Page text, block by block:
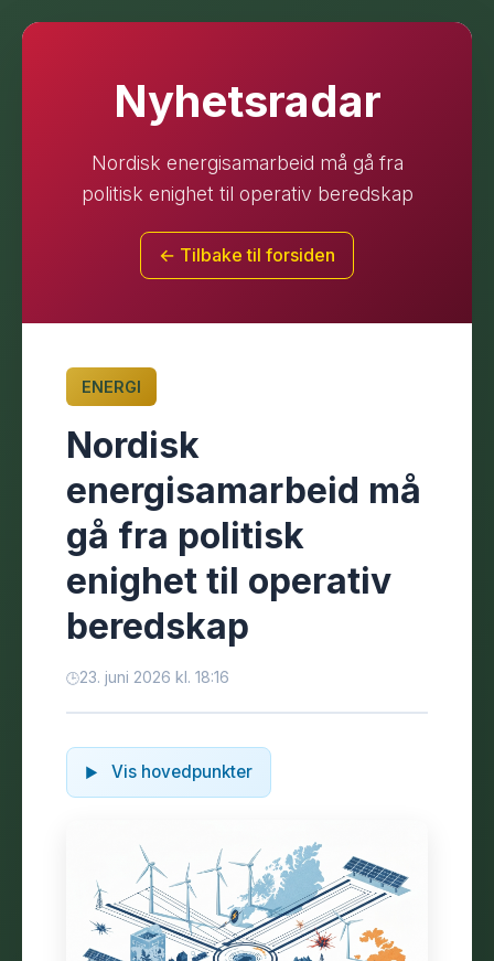
Nyhetsradar
Nordisk energisamarbeid må gå fra
politisk enighet til operativ beredskap
← Tilbake til forsiden
ENERGI
Nordisk
energisamarbeid må
gå fra politisk
enighet til operativ
beredskap
23. juni 2026 kl. 18:16
Vis hovedpunkter